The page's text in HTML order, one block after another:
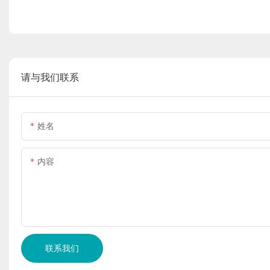
请与我们联系
姓名
内容
联系我们